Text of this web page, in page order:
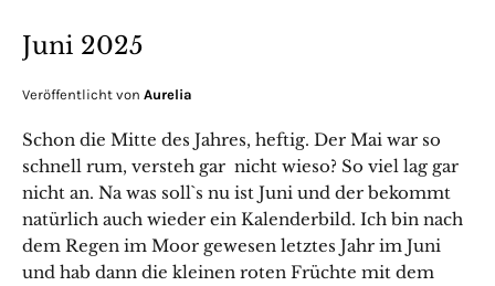
Juni 2025
Veröffentlicht von Aurelia
Schon die Mitte des Jahres, heftig. Der Mai war so
schnell rum, versteh gar nicht wieso? So viel lag gar
nicht an. Na was soll`s nu ist Juni und der bekommt
natürlich auch wieder ein Kalenderbild. Ich bin nach
dem Regen im Moor gewesen letztes Jahr im Juni
und hab dann die kleinen roten Früchte mit dem